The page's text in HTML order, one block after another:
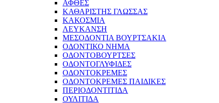
ΑΦΘΕΣ
ΚΑΘΑΡΙΣΤΗΣ ΓΛΩΣΣΑΣ
ΚΑΚΟΣΜΙΑ
ΛΕΥΚΑΝΣΗ
ΜΕΣΟΔΟΝΤΙΑ ΒΟΥΡΤΣΑΚΙΑ
ΟΔΟΝΤΙΚΟ ΝΗΜΑ
ΟΔΟΝΤΟΒΟΥΡΤΣΕΣ
ΟΔΟΝΤΟΓΛΥΦΙΔΕΣ
ΟΔΟΝΤΟΚΡΕΜΕΣ
ΟΔΟΝΤΟΚΡΕΜΕΣ ΠΑΙΔΙΚΕΣ
ΠΕΡΙΟΔΟΝΤΙΤΙΔΑ
ΟΥΛΙΤΙΔΑ